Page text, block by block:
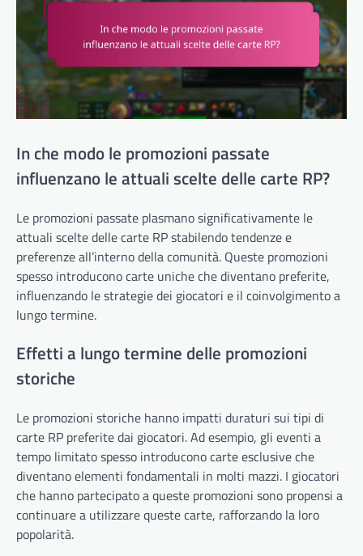
In che modo le promozioni passate
influenzano le attuali scelte delle carte RP?
Le promozioni passate plasmano significativamente le
attuali scelte delle carte RP stabilendo tendenze e
preferenze all’interno della comunità. Queste promozioni
spesso introducono carte uniche che diventano preferite,
influenzando le strategie dei giocatori e il coinvolgimento a
lungo termine.
Effetti a lungo termine delle promozioni
storiche
Le promozioni storiche hanno impatti duraturi sui tipi di
carte RP preferite dai giocatori. Ad esempio, gli eventi a
tempo limitato spesso introducono carte esclusive che
diventano elementi fondamentali in molti mazzi. I giocatori
che hanno partecipato a queste promozioni sono propensi a
continuare a utilizzare queste carte, rafforzando la loro
popolarità.